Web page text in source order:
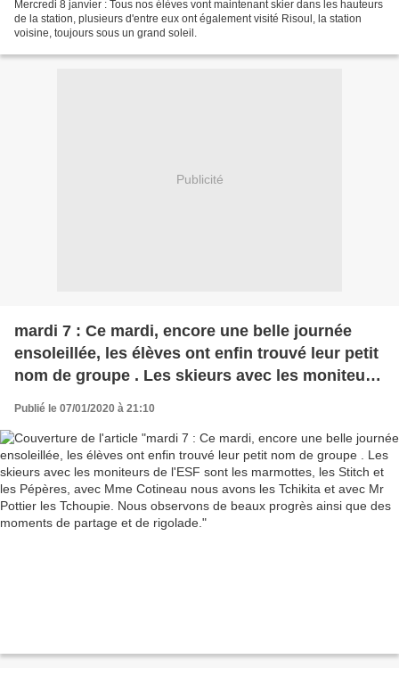
Mercredi 8 janvier : Tous nos élèves vont maintenant skier dans les hauteurs
de la station, plusieurs d'entre eux ont également visité Risoul, la station
voisine, toujours sous un grand soleil.
Publicité
mardi 7 : Ce mardi, encore une belle journée
ensoleillée, les élèves ont enfin trouvé leur petit
nom de groupe . Les skieurs avec les moniteurs
Tchikita et avec Mr Pottier les Tchoupie. Nous
observons de beaux progrès ainsi que des
moments de partage et de rigolade.
Publié le 07/01/2020 à 21:10